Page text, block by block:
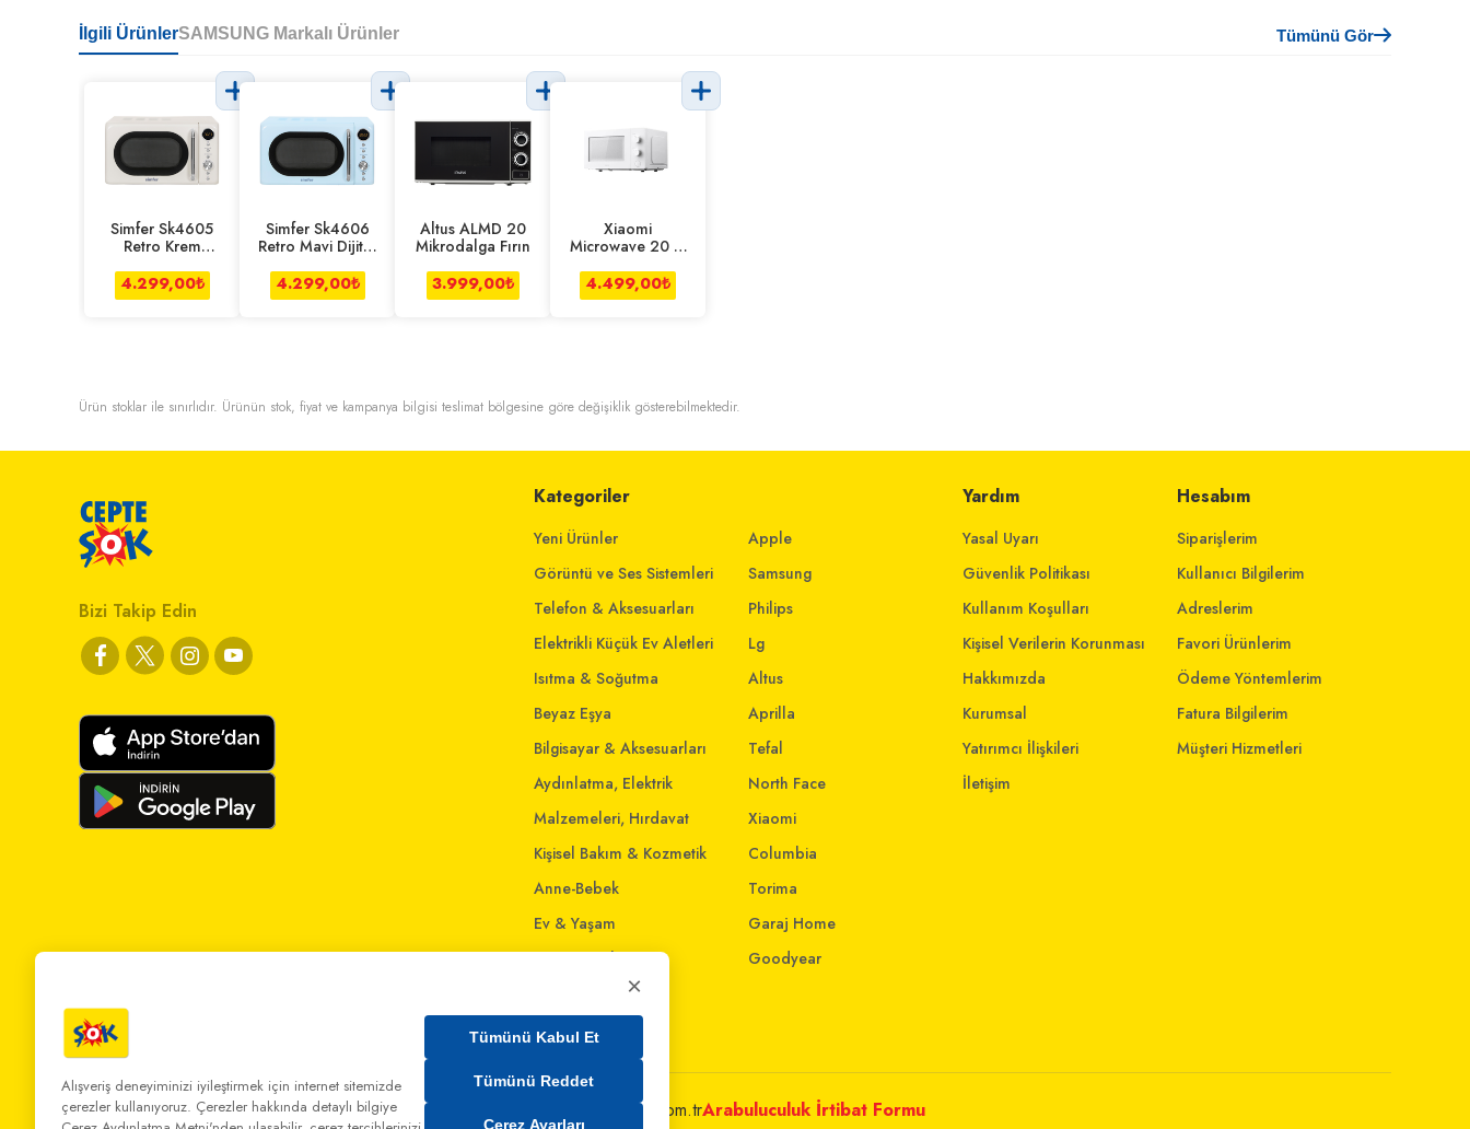
İlgili ÜrünlerSAMSUNG Markalı Ürünler Tümünü Gör
Simfer Sk4605
Retro Krem
Mikrodalga Fırın
4.299,00₺
Simfer Sk4606
Retro Mavi Dijital
4.299,00₺
Altus ALMD 20
Mikrodalga Fırın
3.999,00₺
Xiaomi
Microwave 20 Lt
4.499,00₺
Ürün stoklar ile sınırlıdır. Ürünün stok, fiyat ve kampanya bilgisi teslimat bölgesine göre değişiklik gösterebilmektedir.
Bizi Takip Edin
Kategoriler
Yeni Ürünler
Görüntü ve Ses Sistemleri
Telefon & Aksesuarları
Elektrikli Küçük Ev Aletleri
Isıtma & Soğutma
Beyaz Eşya
Bilgisayar & Aksesuarları
Aydınlatma, Elektrik
Malzemeleri, Hırdavat
Kişisel Bakım & Kozmetik
Anne-Bebek
Ev & Yaşam
Giyim ve Aksesuar
Ev İnterneti
Apple
Samsung
Philips
Lg
Altus
Aprilla
Tefal
North Face
Xiaomi
Columbia
Torima
Garaj Home
Goodyear
Yardım
Yasal Uyarı
Güvenlik Politikası
Kullanım Koşulları
Kişisel Verilerin Korunması
Hakkımızda
Kurumsal
Yatırımcı İlişkileri
İletişim
Hesabım
Siparişlerim
Kullanıcı Bilgilerim
Adreslerim
Favori Ürünlerim
Ödeme Yöntemlerim
Fatura Bilgilerim
Müşteri Hizmetleri
Bizi Arayın:0 850 808 00 00Bize Yazın: musterihizmetleri@mim.sokmarket.com.trArabuluculuk İrtibat Formu
×
Alışveriş deneyiminizi iyileştirmek için internet sitemizde
çerezler kullanıyoruz. Çerezler hakkında detaylı bilgiye
Tümünü Kabul Et
Tümünü Reddet
Çerez Ayarları